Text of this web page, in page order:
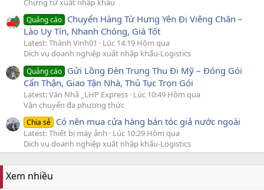
Chứng từ xuất nhập khẩu
Quảng cáo Chuyển Hàng Từ Hưng Yên Đi Viêng Chăn –
Lào Uy Tín, Nhanh Chóng, Giá Tốt
Latest: Thành Vinh01
Lúc 14:19 Hôm qua
Dịch vụ doanh nghiệp xuất nhập khẩu-Logistics
Quảng cáo Gửi Lồng Đèn Trung Thu Đi Mỹ – Đóng Gói
Cẩn Thận, Giao Tận Nhà, Thủ Tục Trọn Gói
Latest: Văn Nhã _LHP Express Lúc 10:49 Hôm qua
Vận chuyển đa phương thức
Chia sẻ Có nên mua cửa hàng bán tóc giả nước ngoài
Latest: Thiết bị máy ảnh
Lúc 10:29 Hôm qua
Dịch vụ doanh nghiệp xuất nhập khẩu-Logistics
Xem nhiều